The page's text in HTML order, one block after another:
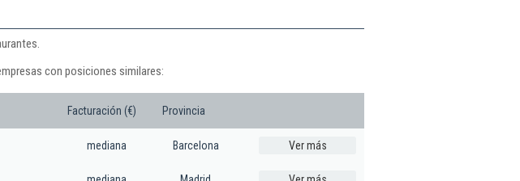
con posiciones similares:
Facturación (€) Provincia
mediana Barcelona Ver más